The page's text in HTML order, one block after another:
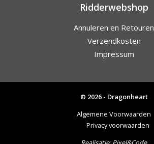
Ridderwebshop
Annuleren en Retouren
Verzendkosten
Impressum
© 2026 - Dragonheart
Algemene Voorwaarden
Privacy voorwaarden